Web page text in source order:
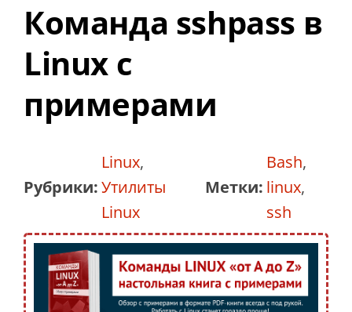
Команда sshpass в
Linux с
примерами
Рубрики:
Linux,
Утилиты
Linux
Метки:
Bash,
linux,
ssh